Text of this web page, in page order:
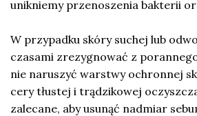
unikniemy przenoszenia bakterii
W przypadku skóry suchej lub
czasami zrezygnować z
nie naruszyć warstwy ochronnej
cery tłustej i trądzikowej
zalecane, aby usunąć nadmiar